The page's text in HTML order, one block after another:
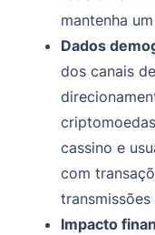
mantenha
Dados
dos canais
cassino e
com
Impacto